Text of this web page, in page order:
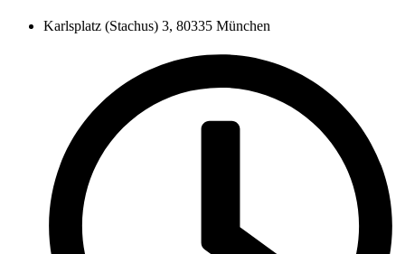
Karlsplatz (Stachus) 3, 80335 München